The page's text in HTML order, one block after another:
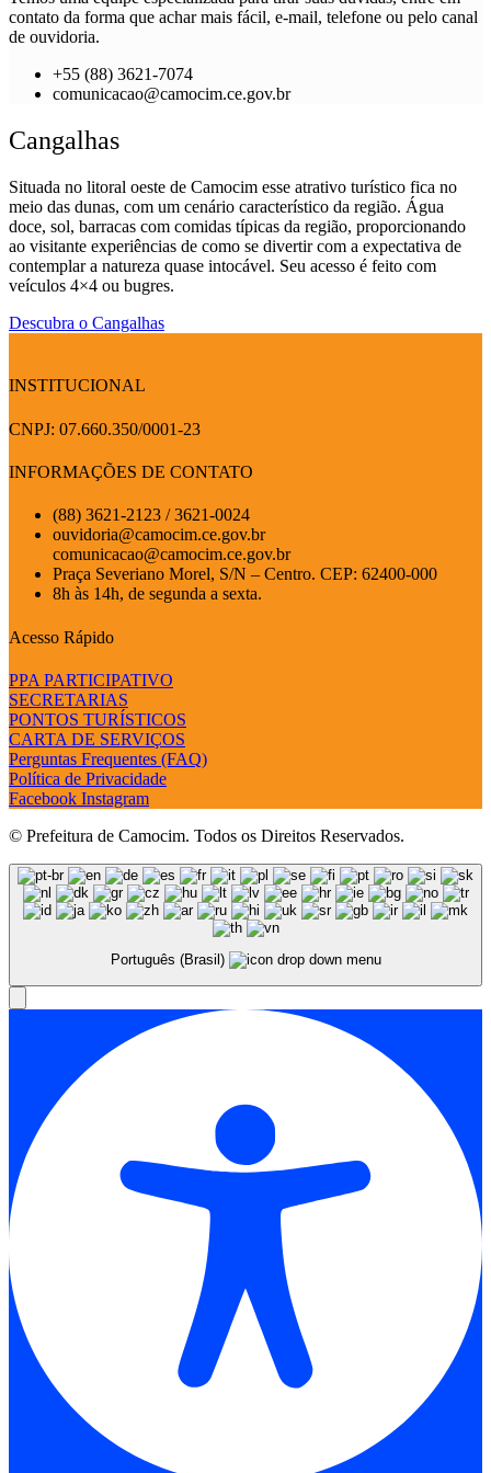
contato da forma que achar mais fácil, e-mail, telefone ou pelo canal
de ouvidoria.
+55 (88) 3621-7074
comunicacao@camocim.ce.gov.br
Cangalhas
Situada no litoral oeste de Camocim esse atrativo turístico fica no
meio das dunas, com um cenário característico da região. Água
doce, sol, barracas com comidas típicas da região, proporcionando
ao visitante experiências de como se divertir com a expectativa de
contemplar a natureza quase intocável. Seu acesso é feito com
veículos 4×4 ou bugres.
Descubra o Cangalhas
INSTITUCIONAL
CNPJ: 07.660.350/0001-23
INFORMAÇÕES DE CONTATO
(88) 3621-2123 / 3621-0024
ouvidoria@camocim.ce.gov.br
comunicacao@camocim.ce.gov.br
Praça Severiano Morel, S/N – Centro. CEP: 62400-000
8h às 14h, de segunda a sexta.
Acesso Rápido
PPA PARTICIPATIVO
SECRETARIAS
PONTOS TURÍSTICOS
CARTA DE SERVIÇOS
Perguntas Frequentes (FAQ)
Política de Privacidade
Facebook Instagram
© Prefeitura de Camocim. Todos os Direitos Reservados.
Português (Brasil)